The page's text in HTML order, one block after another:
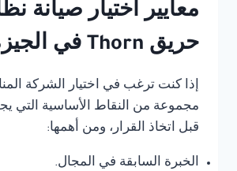
معايير اختيار صيانة
حريق Thorn في الجيزة
إذا كنت ترغب في اختيار الشركة
مجموعة من النقاط الأساسية التي يجب
قبل اتخاذ القرار، ومن أهمها:
الخبرة السابقة في المجال.